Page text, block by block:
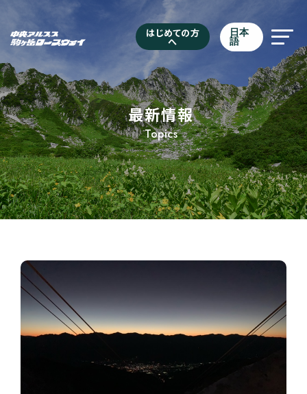
はじめての方
へ
日本
語
最新情報
Topics